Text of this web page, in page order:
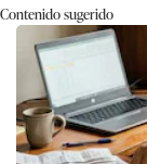
Contenido sugerido